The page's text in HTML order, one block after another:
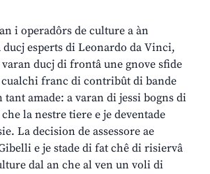
i operadôrs de culture a àn
ducj esperts di Leonardo da Vinci,
varan ducj di frontâ une gnove sfide
cualchi franc di contribût di bande
tant amade: a varan di jessi bogns di
la nestre tiere e je deventade
La decision de assessore ae
e je stade di fat chê di risiervâ
dal an che al ven un voli di